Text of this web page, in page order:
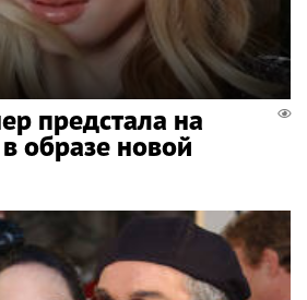
предстала на
образе новой